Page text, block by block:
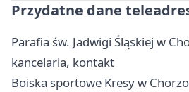
Przydatne dane
Parafia św. Jadwigi Śląskiej w
kancelaria, kontakt
Boiska sportowe Kresy w